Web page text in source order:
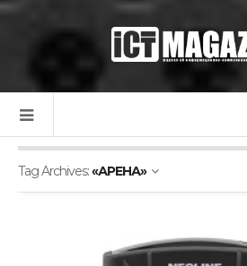
Tag Archives:«АРЕНА»